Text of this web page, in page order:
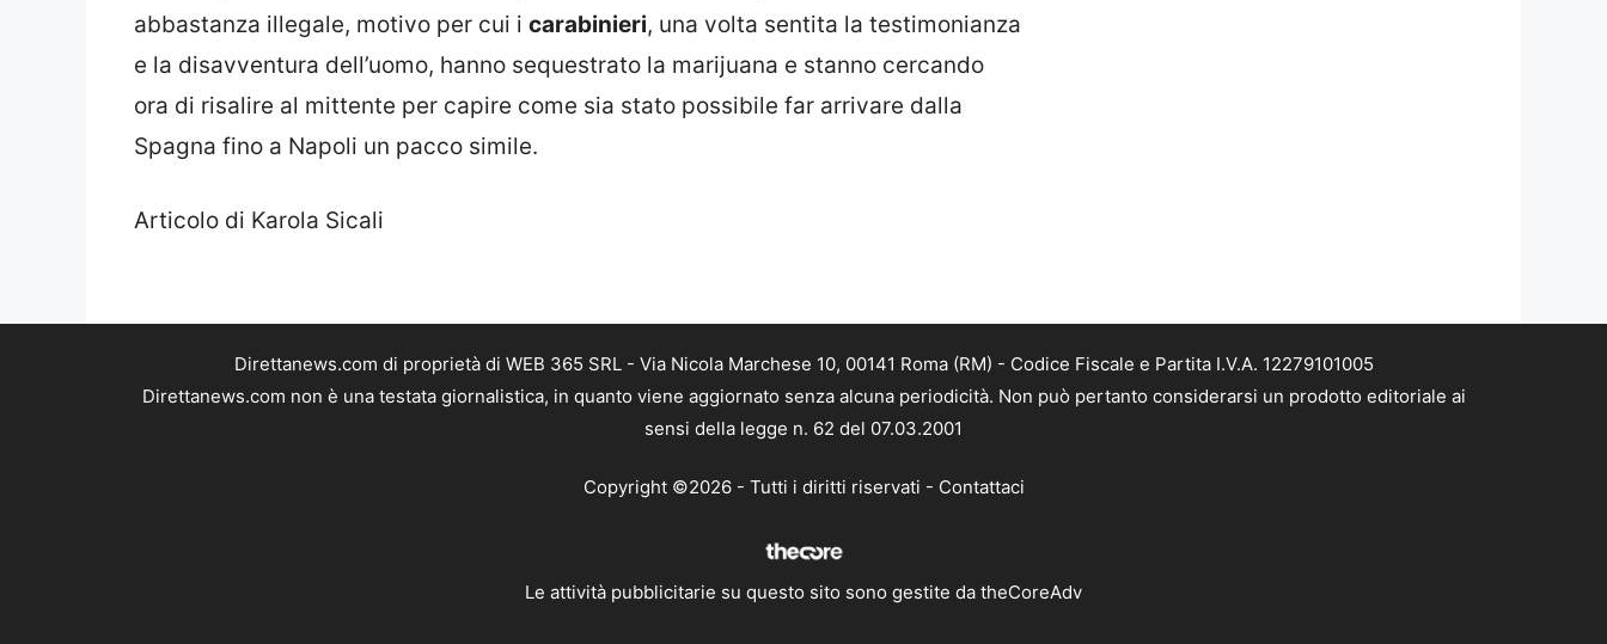
abbastanza illegale, motivo per cui i carabinieri, una volta sentita la testimonianza
e la disavventura dell’uomo, hanno sequestrato la marijuana e stanno cercando
ora di risalire al mittente per capire come sia stato possibile far arrivare dalla
Spagna fino a Napoli un pacco simile.
Articolo di Karola Sicali
Direttanews.com di proprietà di WEB 365 SRL - Via Nicola Marchese 10, 00141 Roma (RM) - Codice Fiscale e Partita I.V.A. 12279101005
Direttanews.com non è una testata giornalistica, in quanto viene aggiornato senza alcuna periodicità. Non può pertanto considerarsi un prodotto editoriale ai
sensi della legge n. 62 del 07.03.2001
Copyright ©2026 - Tutti i diritti riservati - Contattaci
Le attività pubblicitarie su questo sito sono gestite da theCoreAdv